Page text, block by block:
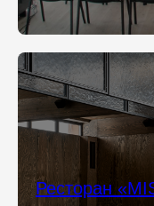
Ресторан